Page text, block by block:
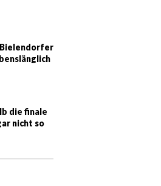
die finale
nicht so